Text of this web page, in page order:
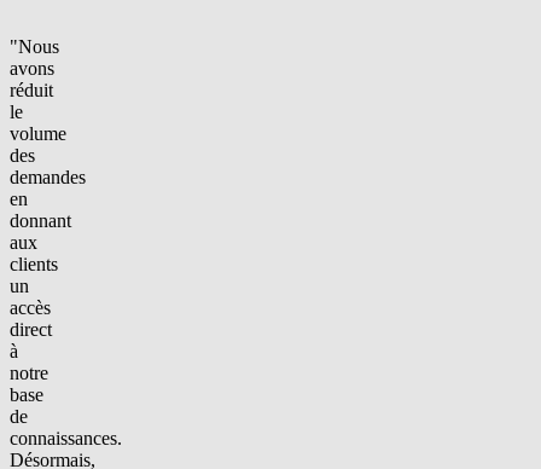
"Nous
avons
réduit
le
volume
des
demandes
en
donnant
aux
clients
un
accès
direct
à
notre
base
de
connaissances.
Désormais,